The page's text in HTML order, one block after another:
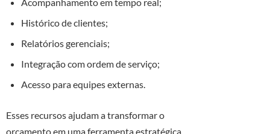
Histórico de clientes;
Relatórios gerenciais;
Integração com ordem de serviço;
Acesso para equipes externas.
Esses recursos ajudam a transformar o
orçamento em uma ferramenta estratégica